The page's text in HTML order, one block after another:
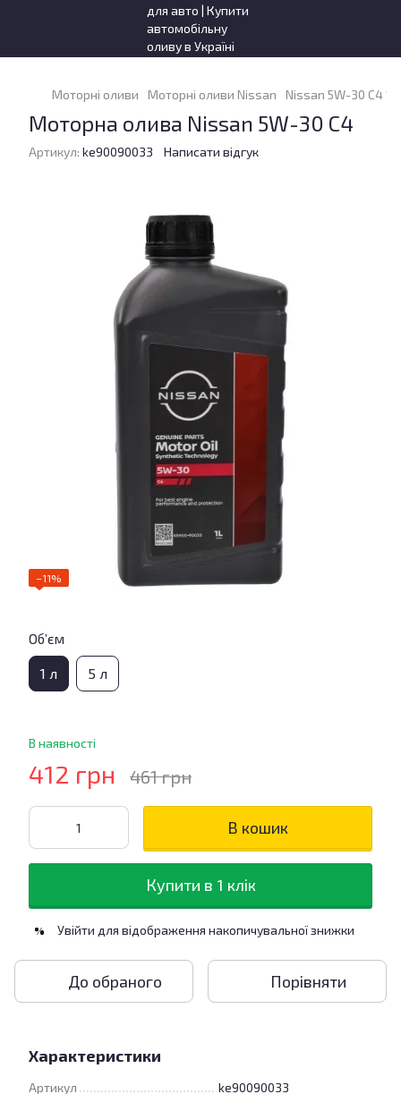
Моторні оливи Моторні оливи Nissan Nissan 5W-30 C4 1 л
Моторна олива Nissan 5W-30 C4
Артикул: ke90090033 Написати відгук
−11%
Об’єм
1 л 5 л
В наявності
412 грн 461 грн
В кошик
Купити в 1 клік
% Увійти для відображення накопичувальної знижки
До обраного Порівняти
Характеристики
Артикул ke90090033